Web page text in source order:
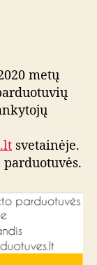
metų
svetainėje.